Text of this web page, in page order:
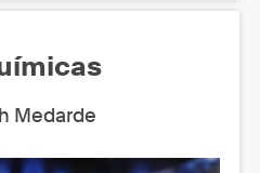
Medarde